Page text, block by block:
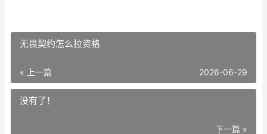
无畏契约怎么拉资格
« 上一篇 2026-06-29
没有了！
下一篇 »